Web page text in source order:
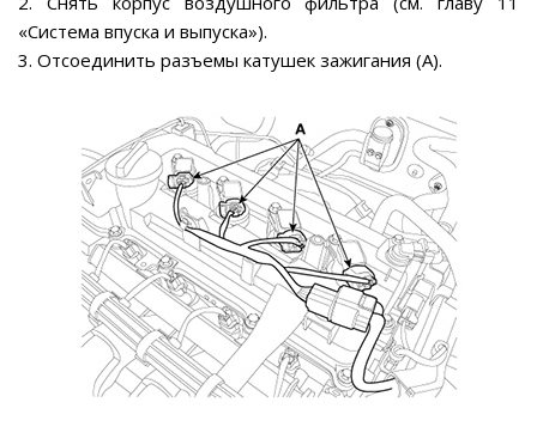
«Система впуска и выпуска»).
3. Отсоединить разъемы катушек зажигания (А).